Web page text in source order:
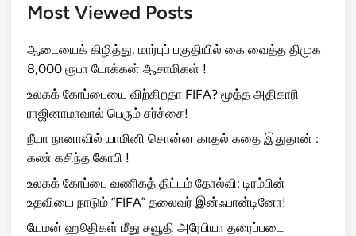
Most Viewed Posts
ஆடையைக் கிழித்து, மார்புப் பகுதியில் கை வைத்த திமுக
8,000 ரூபா டோக்கன் ஆசாமிகள் !
உலகக் கோப்பையை விற்கிறதா FIFA? மூத்த அதிகாரி
ராஜினாமாவால் பெரும் சர்ச்சை!
நீயா நானாவில் யாமினி சொன்ன காதல் கதை இதுதான் :
கண் கசிந்த கோபி !
உலகக் கோப்பை வணிகத் திட்டம் தோல்வி: டிரம்பின்
உதவியை நாடும் “FIFA” தலைவர் இன்ஃபான்டினோ!
யேமன் ஹூதிகள் மீது சவூதி அரேபியா தரைப்படை